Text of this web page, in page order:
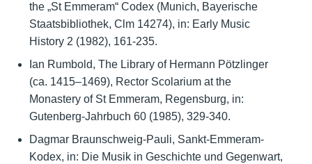
the „St Emmeram“ Codex (Munich, Bayerische
Staatsbibliothek, Clm 14274), in: Early Music
History 2 (1982), 161-235.
Ian Rumbold, The Library of Hermann Pötzlinger
(ca. 1415–1469), Rector Scolarium at the
Monastery of St Emmeram, Regensburg, in:
Gutenberg-Jahrbuch 60 (1985), 329-340.
Dagmar Braunschweig-Pauli, Sankt-Emmeram-
Kodex, in: Die Musik in Geschichte und Gegenwart,